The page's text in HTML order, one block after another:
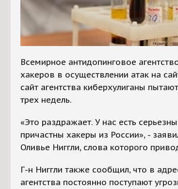
Всемирное антидопинговое
хакеров в осуществлении атак на
сайт агентства киберхулиганы
трех недель.
«Это раздражает. У нас есть
причастны хакеры из России», -
Оливье Ниггли, слова которого
Г-н Ниггли также сообщил, что в
агентства постоянно поступают